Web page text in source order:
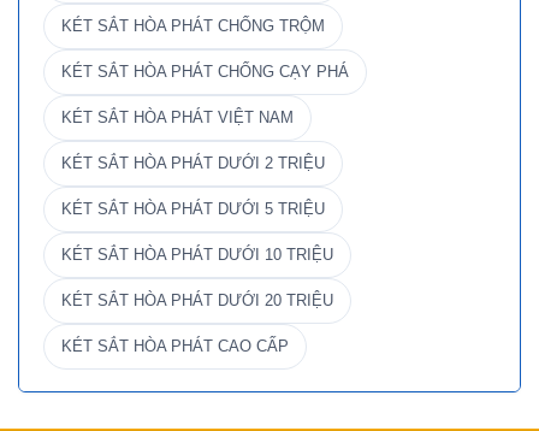
KÉT SẮT HÒA PHÁT CHỐNG TRỘM
KÉT SẮT HÒA PHÁT CHỐNG CẠY PHÁ
KÉT SẮT HÒA PHÁT VIỆT NAM
KÉT SẮT HÒA PHÁT DƯỚI 2 TRIỆU
KÉT SẮT HÒA PHÁT DƯỚI 5 TRIỆU
KÉT SẮT HÒA PHÁT DƯỚI 10 TRIỆU
KÉT SẮT HÒA PHÁT DƯỚI 20 TRIỆU
KÉT SẮT HÒA PHÁT CAO CẤP